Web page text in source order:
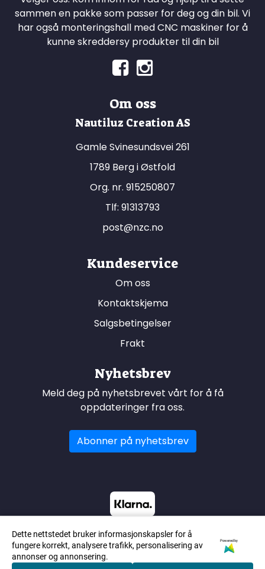
sammen en pakke som passer for deg og din bil. Vi
har også monteringshall med CNC maskiner for å
kunne skreddersy produkter til din bil
Om oss
Nautiluz Creation AS
Gamle Svinesundsvei 261
1789 Berg i Østfold
Org. nr. 915250807
Tlf: 91313793
post@nzc.no
Kundeservice
Om oss
Kontaktskjema
Salgsbetingelser
Frakt
Nyhetsbrev
Meld deg på nyhetsbrevet vårt for å få
oppdateringer fra oss.
Abonner på nyhetsbrev
Dette nettstedet bruker informasjonskapsler for å
fungere korrekt, analysere trafikk, personalisering av
annonser og annonsering.
Powered by